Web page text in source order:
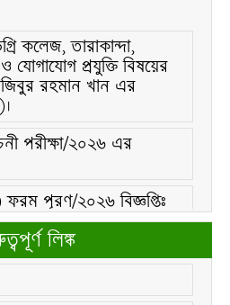
কলেজ, তারাকান্দা,
প্রযুক্তি বিষয়ের
রহমান খান এর
পরীক্ষা/২০২৬ এর
পূরণ/২০২৬ বিজ্ঞপ্তিঃ
বিজ্ঞপ্তিঃ
তারিখে “শহিদ দিবস ও
২০২৬ উদযাপন
লিঙ্ক